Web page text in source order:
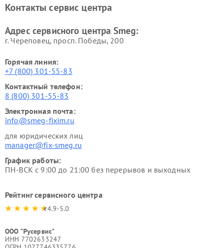
Контакты сервис центра
Адрес сервисного центра Smeg:
г. Череповец, просп. Победы, 200
Горячая линия:
+7 (800) 301-55-83
Контактный телефон:
8 (800) 301-55-83
Электронная почта:
info@smeg-fixim.ru
для юридических лиц
manager@fix-smeg.ru
График работы:
ПН-ВСК с 9:00 до 21:00 без перерывов и выходных
Рейтинг сервисного центра
4.9-5.0
ООО "Русервис"
ИНН 7702633247